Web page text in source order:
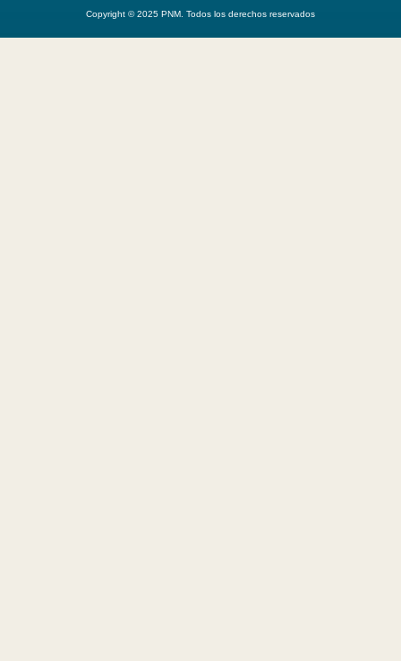
Copyright © 2025 PNM. Todos los derechos reservados